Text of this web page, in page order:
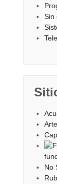
Sin
No